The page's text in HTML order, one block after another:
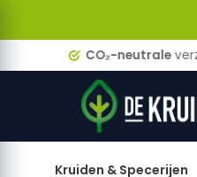
CO₂-neutrale
Kruiden & Specerijen